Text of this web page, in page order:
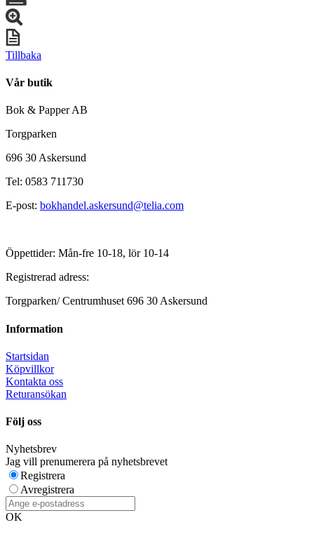
Tillbaka
Vår butik
Bok & Papper AB
Torgparken
696 30 Askersund
Tel: 0583 711730
E-post: bokhandel.askersund@telia.com
Öppettider: Mån-fre 10-18, lör 10-14
Registrerad adress:
Torgparken/ Centrumhuset 696 30 Askersund
Information
Startsidan
Köpvillkor
Kontakta oss
Returansökan
Följ oss
Nyhetsbrev
Jag vill prenumerera på nyhetsbrevet
Registrera
Avregistrera
OK